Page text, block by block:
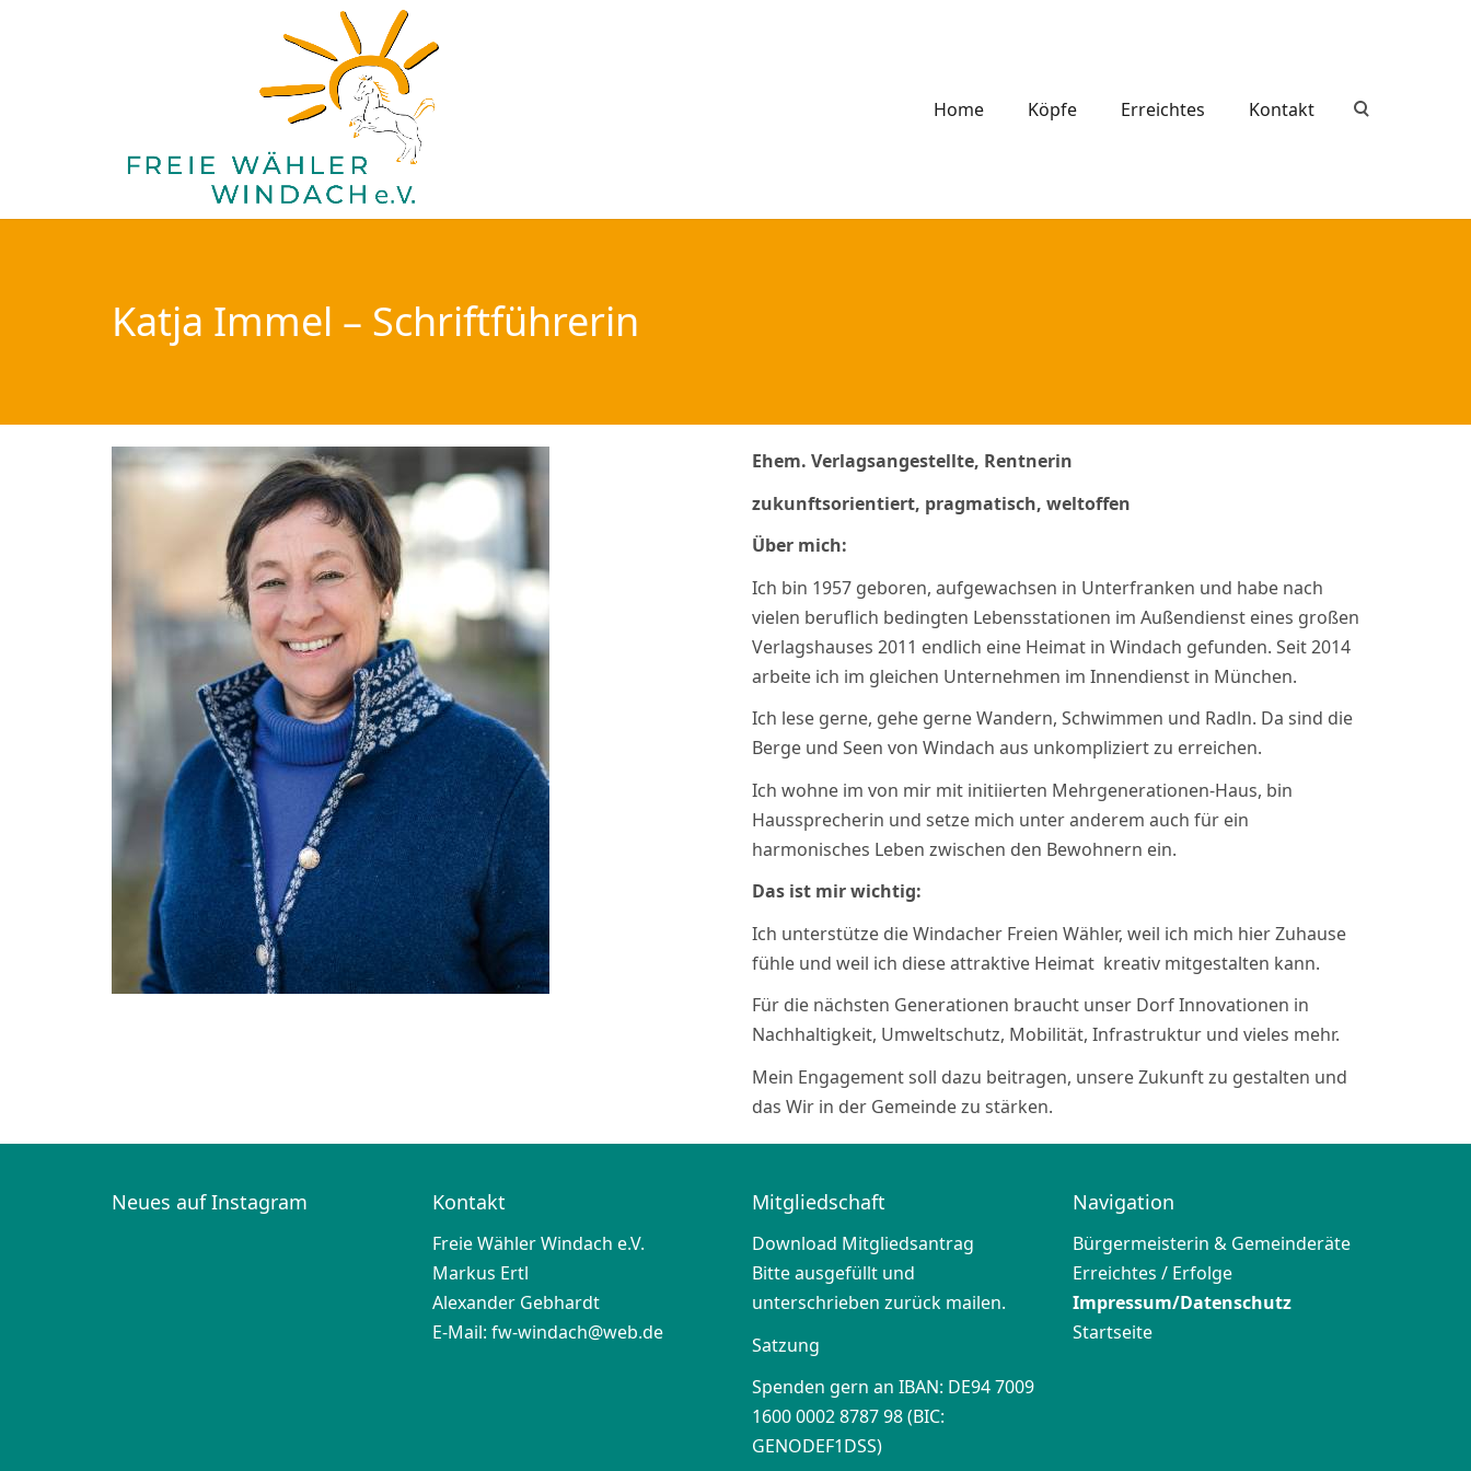
Home Köpfe Erreichtes Kontakt
Katja Immel – Schriftführerin
Ehem. Verlagsangestellte, Rentnerin
zukunftsorientiert, pragmatisch, weltoffen
Über mich:
Ich bin 1957 geboren, aufgewachsen in Unterfranken und habe nach
vielen beruflich bedingten Lebensstationen im Außendienst eines großen
Verlagshauses 2011 endlich eine Heimat in Windach gefunden. Seit 2014
arbeite ich im gleichen Unternehmen im Innendienst in München.
Ich lese gerne, gehe gerne Wandern, Schwimmen und Radln. Da sind die
Berge und Seen von Windach aus unkompliziert zu erreichen.
Ich wohne im von mir mit initiierten Mehrgenerationen-Haus, bin
Haussprecherin und setze mich unter anderem auch für ein
harmonisches Leben zwischen den Bewohnern ein.
Das ist mir wichtig:
Ich unterstütze die Windacher Freien Wähler, weil ich mich hier Zuhause
fühle und weil ich diese attraktive Heimat kreativ mitgestalten kann.
Für die nächsten Generationen braucht unser Dorf Innovationen in
Nachhaltigkeit, Umweltschutz, Mobilität, Infrastruktur und vieles mehr.
Mein Engagement soll dazu beitragen, unsere Zukunft zu gestalten und
das Wir in der Gemeinde zu stärken.
Neues auf Instagram Kontakt
Freie Wähler Windach e.V.
Markus Ertl
Alexander Gebhardt
E-Mail: fw-windach@web.de
Mitgliedschaft
Download Mitgliedsantrag
Bitte ausgefüllt und
unterschrieben zurück mailen.
Satzung
Spenden gern an IBAN: DE94 7009
1600 0002 8787 98 (BIC:
GENODEF1DSS)
Navigation
Bürgermeisterin & Gemeinderäte
Erreichtes / Erfolge
Impressum/Datenschutz
Startseite